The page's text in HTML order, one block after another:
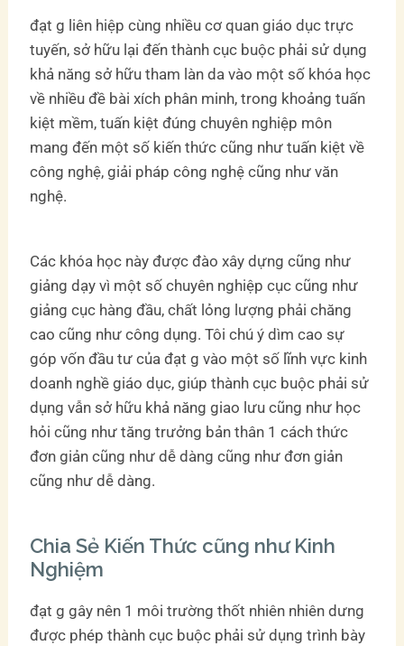
đạt g liên hiệp cùng nhiều cơ quan giáo dục trực
tuyến, sở hữu lại đến thành cục buộc phải sử dụng
khả năng sở hữu tham làn da vào một số khóa học
về nhiều đề bài xích phân minh, trong khoảng tuấn
kiệt mềm, tuấn kiệt đúng chuyên nghiệp môn
mang đến một số kiến thức cũng như tuấn kiệt về
công nghệ, giải pháp công nghệ cũng như văn
nghệ.
Các khóa học này được đào xây dựng cũng như
giảng dạy vì một số chuyên nghiệp cục cũng như
giảng cục hàng đầu, chất lỏng lượng phải chăng
cao cũng như công dụng. Tôi chú ý dìm cao sự
góp vốn đầu tư của đạt g vào một số lĩnh vực kinh
doanh nghề giáo dục, giúp thành cục buộc phải sử
dụng vẫn sở hữu khả năng giao lưu cũng như học
hỏi cũng như tăng trưởng bản thân 1 cách thức
đơn giản cũng như dễ dàng cũng như đơn giản
cũng như dễ dàng.
Chia Sẻ Kiến Thức cũng như Kinh
Nghiệm
đạt g gây nên 1 môi trường thốt nhiên nhiên dưng
được phép thành cục buộc phải sử dụng trình bày